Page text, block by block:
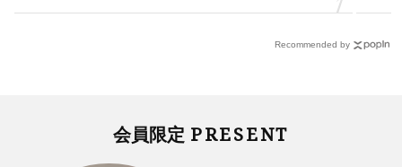
Recommended by
会員限定 PRESENT